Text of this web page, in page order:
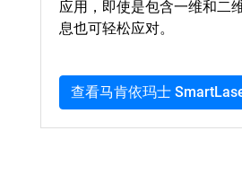
应用，即使是包含一维和二
息也可轻松应对。
查看马肯依玛士